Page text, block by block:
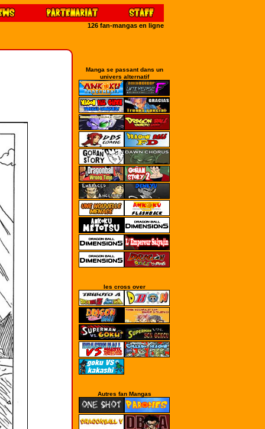
126 fan-mangas en ligne
Manga se passant dans un
univers alternatif
les cross over
Autres fan Mangas